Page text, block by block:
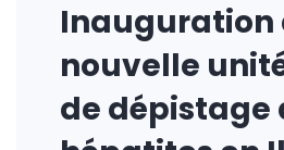
Inauguration
nouvelle
de dépistage